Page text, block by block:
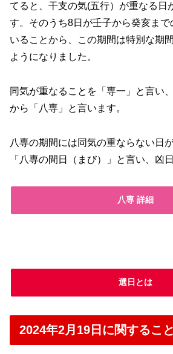
てると、干支の気(五行）が重なる日
す。そのうち8日が壬子から癸亥まで
いることから、この期間は特別な期
ようになりました。
同気が重なることを「専一」と言い
から「八専」と言います。
八専の期間には同気の重ならない日
「八専の間日（まび）」と言い、凶
八専 詳細
選日とは
2024年2月19日に関すること